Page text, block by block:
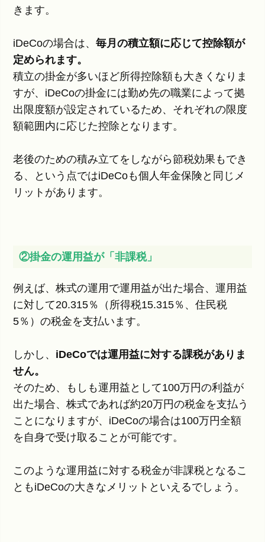
きます。
iDeCoの場合は、毎月の積立額に応じて控除額が
定められます。
積立の掛金が多いほど所得控除額も大きくなりま
すが、iDeCoの掛金には勤め先の職業によって拠
出限度額が設定されているため、それぞれの限度
額範囲内に応じた控除となります。
老後のための積み立てをしながら節税効果もでき
る、という点ではiDeCoも個人年金保険と同じメ
リットがあります。
②掛金の運用益が「非課税」
例えば、株式の運用で運用益が出た場合、運用益
に対して20.315％（所得税15.315％、住民税
5％）の税金を支払います。
しかし、 iDeCoでは運用益に対する課税がありま
せん。
そのため、もしも運用益として100万円の利益が
出た場合、株式であれば約20万円の税金を支払う
ことになりますが、iDeCoの場合は100万円全額
を自身で受け取ることが可能です。
このような運用益に対する税金が非課税となるこ
ともiDeCoの大きなメリットといえるでしょう。